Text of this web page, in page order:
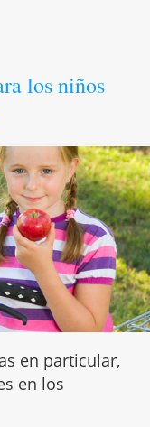
los niños
en particular,
en los